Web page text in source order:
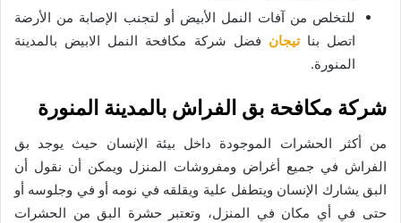
للتخلص من آفات النمل الأبيض أو لتجنب الإصابة من الأرضة
اتصل بناتيجان فضل شركة مكافحة النمل الابيض بالمدينة
المنورة.
شركة مكافحة بق الفراش بالمدينة المنورة
من أكثر الحشرات الموجودة داخل بيئة الإنسان حيث يوجد بق
الفراش في جميع أغراض ومفروشات المنزل ويمكن أن نقول أن
البق يشارك الإنسان ويتطفل علية ويقلقه في نومه أو في وجلوسه أو
حتى في أي مكان في المنزل، وتعتبر حشرة البق من الحشرات